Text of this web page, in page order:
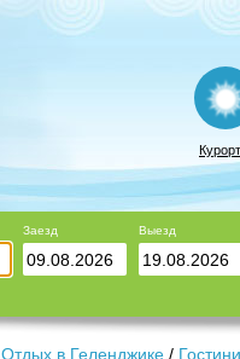
Заезд Выезд
Отдых в Геленджике/